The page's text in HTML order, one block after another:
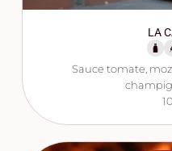
LA
Sauce tomate,